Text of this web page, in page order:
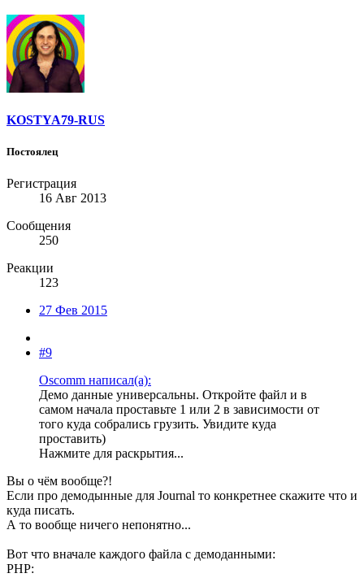
KOSTYA79-RUS
Постоялец
Регистрация
16 Авг 2013
Сообщения
250
Реакции
123
27 Фев 2015
#9
Oscomm написал(а):
Демо данные универсальны. Откройте файл и в
самом начала проставьте 1 или 2 в зависимости от
того куда собрались грузить. Увидите куда
проставить)
Нажмите для раскрытия...
Вы о чём вообще?!
Если про демодынные для Journal то конкретнее скажите что и
куда писать.
А то вообще ничего непонятно...
Вот что вначале каждого файла с демоданными:
PHP: